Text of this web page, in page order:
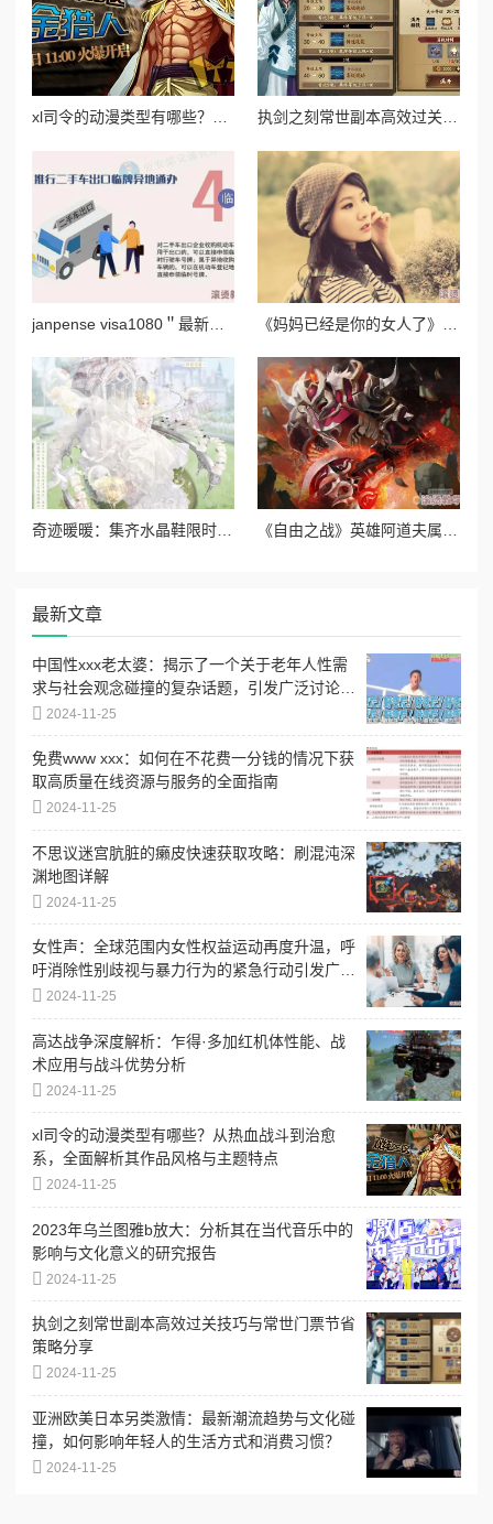
xl司令的动漫类型有哪些？从热血战斗到治愈系，全面解析其作品风格与主题特点 执剑之刻常世副本高效过关技巧与常世门票节省策略分享
奇迹暖暖：集齐水晶鞋限时活动，赢取珍稀芸香柠檬套装盛宴 《自由之战》英雄阿道夫属性详解及高效圣石搭配攻略
最新文章
中国性xxx老太婆：揭示了一个关于老年人性需
求与社会观念碰撞的复杂话题，引发广泛讨论和
思考2024-11-25
免费www xxx：如何在不花费一分钱的情况下获
取高质量在线资源与服务的全面指南
2024-11-25
不思议迷宫肮脏的癞皮快速获取攻略：刷混沌深
渊地图详解
2024-11-25
女性声：全球范围内女性权益运动再度升温，呼
吁消除性别歧视与暴力行为的紧急行动引发广泛
关注2024-11-25
高达战争深度解析：乍得·多加红机体性能、战
术应用与战斗优势分析
2024-11-25
xl司令的动漫类型有哪些？从热血战斗到治愈
系，全面解析其作品风格与主题特点
2024-11-25
2023年乌兰图雅b放大：分析其在当代音乐中的
影响与文化意义的研究报告
2024-11-25
执剑之刻常世副本高效过关技巧与常世门票节省
策略分享
2024-11-25
亚洲欧美日本另类激情：最新潮流趋势与文化碰
撞，如何影响年轻人的生活方式和消费习惯？
2024-11-25